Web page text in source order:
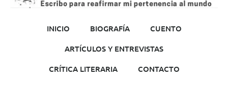
INICIO BIOGRAFÍA
CUENTO
ARTÍCULOS Y ENTREVISTAS
CRÍTICA LITERARIA
CONTACTO